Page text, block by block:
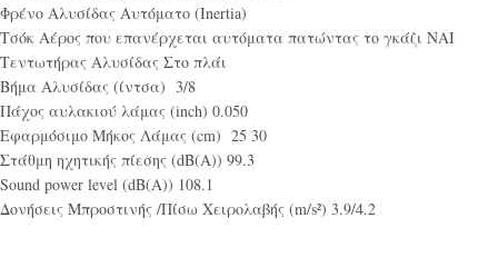
Φρένο Αλυσίδας Αυτόματο (Inertia)
Τσόκ Αέρος που επανέρχεται αυτόματα πατώντας το γκάζι ΝΑΙ
Τεντωτήρας Αλυσίδας Στο πλάι
Βήμα Αλυσίδας (ίντσα) 3/8
Πάχος αυλακιού λάμας (inch) 0.050
Εφαρμόσιμο Μήκος Λάμας (cm) 25 30
Στάθμη ηχητικής πίεσης (dB(A)) 99.3
Sound power level (dB(A)) 108.1
Δονήσεις Μπροστινής /Πίσω Χειρολαβής (m/s²) 3.9/4.2